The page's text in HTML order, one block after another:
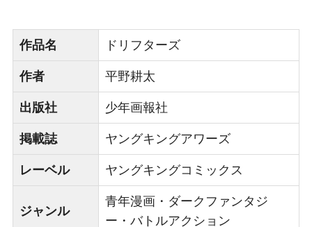
作品名 ドリフターズ
作者 平野耕太
出版社 少年画報社
掲載誌 ヤングキングアワーズ
レーベル ヤングキングコミックス
ジャンル
青年漫画・ダークファンタジ
ー・バトルアクション